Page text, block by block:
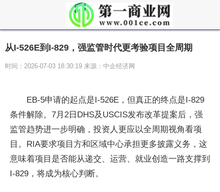
从I-526E到I-829，强监管时代更考验项目全周期
时间：2026-07-03 18:30:19 来源：中企经济网
EB-5申请的起点是I-526E，但真正的终点是I-829
条件解除。7月2日DHS及USCIS发布改革提案后，强
监管趋势进一步明确，投资人更应以全周期视角看项
目。RIA要求项目方和区域中心承担更多披露义务，这
意味着项目是否能从递交、运营、就业创造一路支撑到
I-829，将成为核心判断。